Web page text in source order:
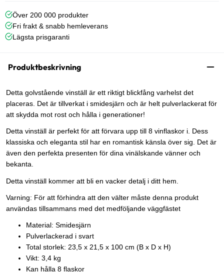
Över 200 000 produkter
Fri frakt & snabb hemleverans
Lägsta prisgaranti
Produktbeskrivning
Detta golvstående vinställ är ett riktigt blickfång varhelst det
placeras. Det är tillverkat i smidesjärn och är helt pulverlackerat för
att skydda mot rost och hålla i generationer!
Detta vinställ är perfekt för att förvara upp till 8 vinflaskor i. Dess
klassiska och eleganta stil har en romantisk känsla över sig. Det är
även den perfekta presenten för dina vinälskande vänner och
bekanta.
Detta vinställ kommer att bli en vacker detalj i ditt hem.
Varning: För att förhindra att den välter måste denna produkt
användas tillsammans med det medföljande väggfästet
Material: Smidesjärn
Pulverlackerad i svart
Total storlek: 23,5 x 21,5 x 100 cm (B x D x H)
Vikt: 3,4 kg
Kan hålla 8 flaskor